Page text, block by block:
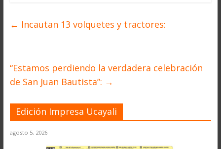
← Incautan 13 volquetes y tractores:
“Estamos perdiendo la verdadera celebración
de San Juan Bautista”: →
Edición Impresa Ucayali
agosto 5, 2026